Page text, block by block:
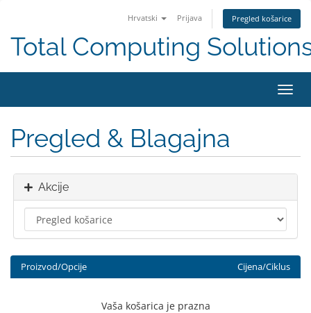
Hrvatski Prijava Pregled košarice
Total Computing
Pregled & Blagajna
Akcije
Proizvod/Opcije Cijena/Ciklus
Vaša košarica je prazna